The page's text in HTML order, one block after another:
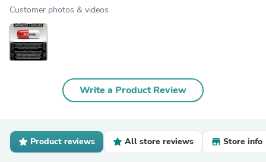
Customer photos & videos
Write a Product Review
Product reviews All store reviews Store info